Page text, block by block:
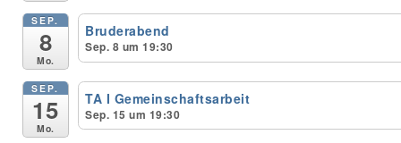
VS-Blog
Termine & Gäste
SEP.
8
Mo.
Bruderabend
Sep. 8 um 19:30
SEP.
15
Mo.
TA I Gemeinschaftsarbeit
Sep. 15 um 19:30